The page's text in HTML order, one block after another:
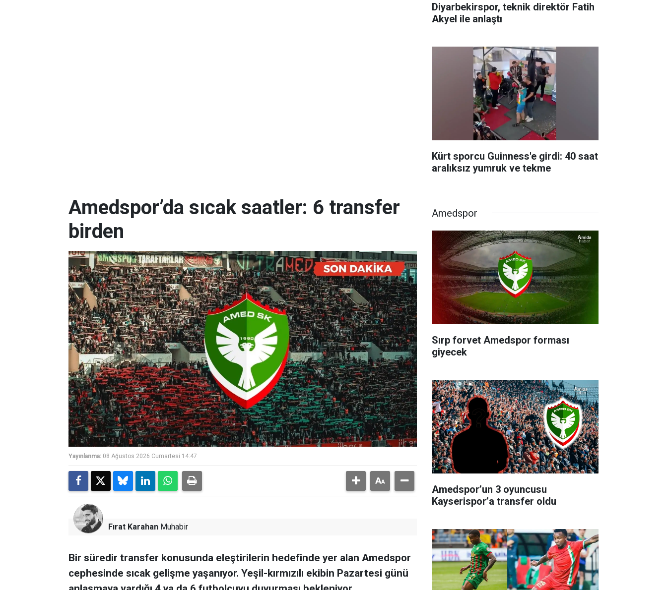
Diyarbekirspor, teknik direktör Fatih
Akyel ile anlaştı
Kürt sporcu Guinness'e girdi: 40 saat
aralıksız yumruk ve tekme
Amedspor’da sıcak saatler: 6 transfer
birden
Yayınlanma: 08 Ağustos 2026 Cumartesi 14:47
Fırat Karahan Muhabir
Bir süredir transfer konusunda eleştirilerin hedefinde yer alan Amedspor
cephesinde sıcak gelişme yaşanıyor. Yeşil-kırmızılı ekibin Pazartesi günü
Amedspor
Sırp forvet Amedspor forması
giyecek
Amedspor’un 3 oyuncusu
Kayserispor’a transfer oldu